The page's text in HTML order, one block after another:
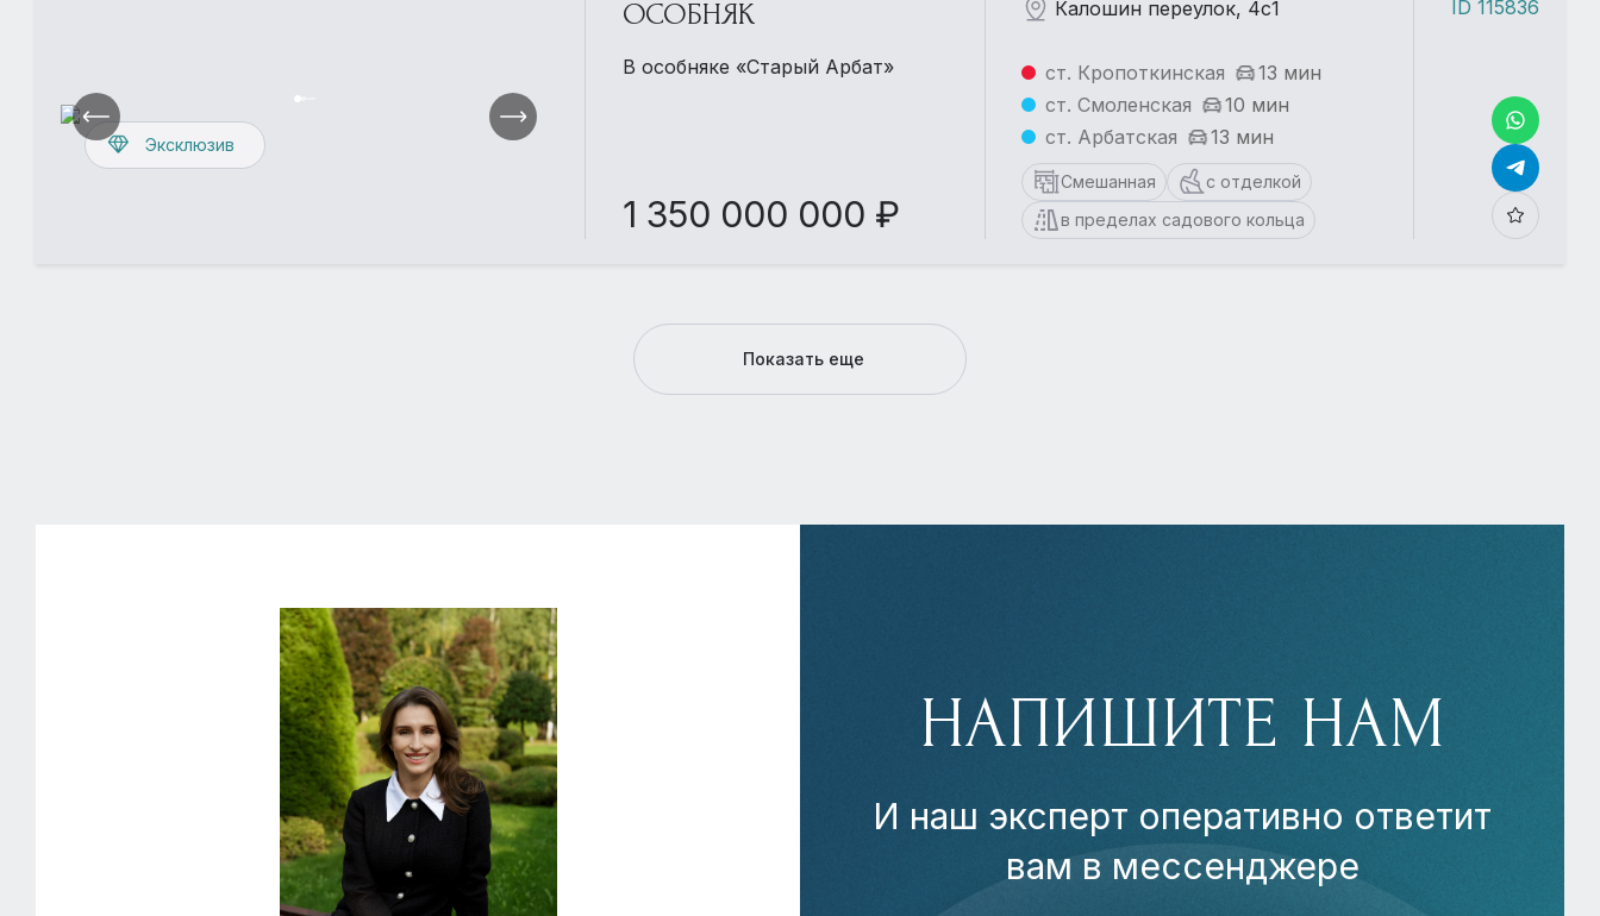
Эксклюзив
ОСОБНЯК
В особняке «Старый Арбат»
1 350 000 000 ₽
Калошин переулок, 4с1
ст. Кропоткинская
13 мин
ст. Смоленская
10 мин
ст. Арбатская
13 мин
Смешанная
с отделкой
в пределах садового кольца
ID 115836
Показать еще
НАПИШИТЕ НАМ
И наш эксперт оперативно ответит
вам в мессенджере